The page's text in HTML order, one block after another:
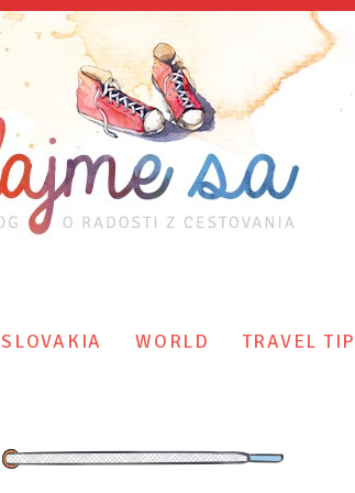
SLOVAKIA WORLD TRAVEL